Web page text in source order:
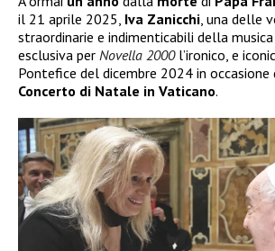
il 21 aprile 2025, Iva Zanicchi, una delle
straordinarie e indimenticabili della
esclusiva per Novella 2000l’ironico, e
Pontefice del dicembre 2024 in occasione
Concerto di Natale in Vaticano.